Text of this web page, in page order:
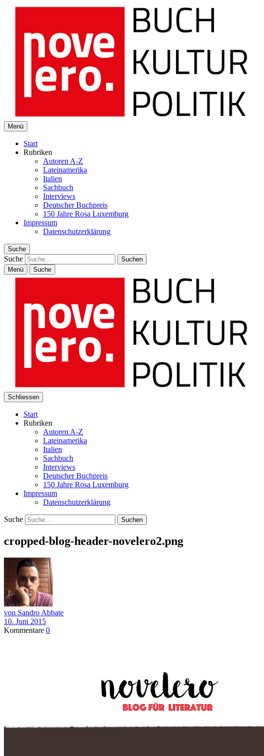
Buch Kultur Politik
Menü
Start
Rubriken
Autoren A-Z
Lateinamerika
Italien
Sachbuch
Interviews
Deutscher Buchpreis
150 Jahre Rosa Luxemburg
Impressum
Datenschutzerklärung
Suche
Suche
Menü Suche
Schliessen
Start
Rubriken
Autoren A-Z
Lateinamerika
Italien
Sachbuch
Interviews
Deutscher Buchpreis
150 Jahre Rosa Luxemburg
Impressum
Datenschutzerklärung
Suche
cropped-blog-header-novelero2.png
von Sandro Abbate
10. Juni 2015
Kommentare 0